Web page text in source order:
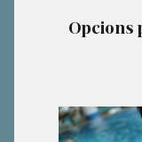
Opcions